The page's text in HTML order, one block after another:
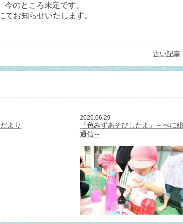
のところ未定です。
お知らせいたします。
古い記事
より
2026.06.29
『色みずあそびしたよ』～べに組
通信～